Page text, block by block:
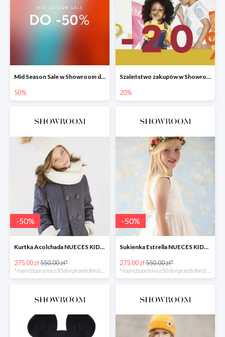
Mid Season Sale w Showroom do -50%
50%
Szaleństwo zakupów w Showroom do -20%
20%
-50%
Kurtka Acolchada NUECES KIDS -50%
275.00 zł550.00 zł*
*najniższa cena z 30 dni przed obniżką
-50%
Sukienka Estrella NUECES KIDS -50%
275.00 zł550.00 zł*
*najniższa cena z 30 dni przed obniżką